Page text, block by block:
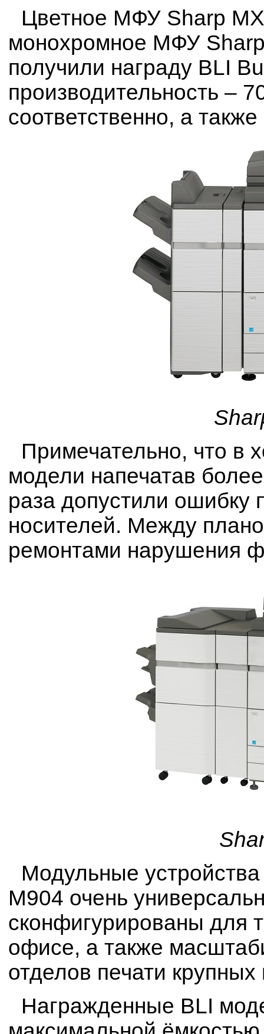
Цветное МФУ Sharp
монохромное МФУ
получили награду BLI
производительность –
соответственно, а
Примечательно, что в
модели напечатав
раза допустили ошибку
носителей. Между
ремонтами нарушения
Модульные
M904 очень
сконфигурированы для
офисе, а также
отделов печати
Награжденные BLI